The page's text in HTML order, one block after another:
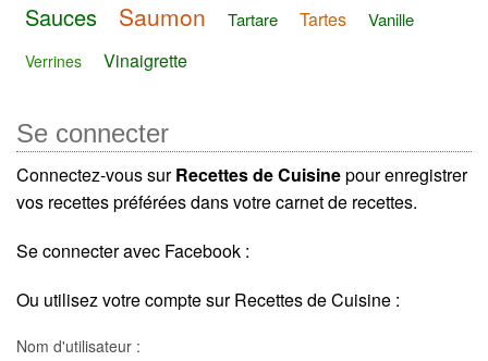
Sauces Saumon Tartare Tartes Vanille
Verrines Vinaigrette
Se connecter
Connectez-vous surRecettes de Cuisinepour enregistrer
vos recettes préférées dans votre carnet de recettes.
Se connecter avec Facebook :
Ou utilisez votre compte sur Recettes de Cuisine :
Nom d'utilisateur :